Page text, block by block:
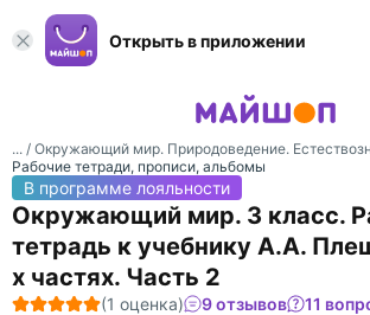
Открыть в приложении
... / Окружающий мир. Природоведение.
Рабочие тетради, прописи, альбомы
В программе лояльности
Окружающий мир. 3 класс.
тетрадь к учебнику А.А.
х частях. Часть 2
(1 оценка) 9 отзывов 11